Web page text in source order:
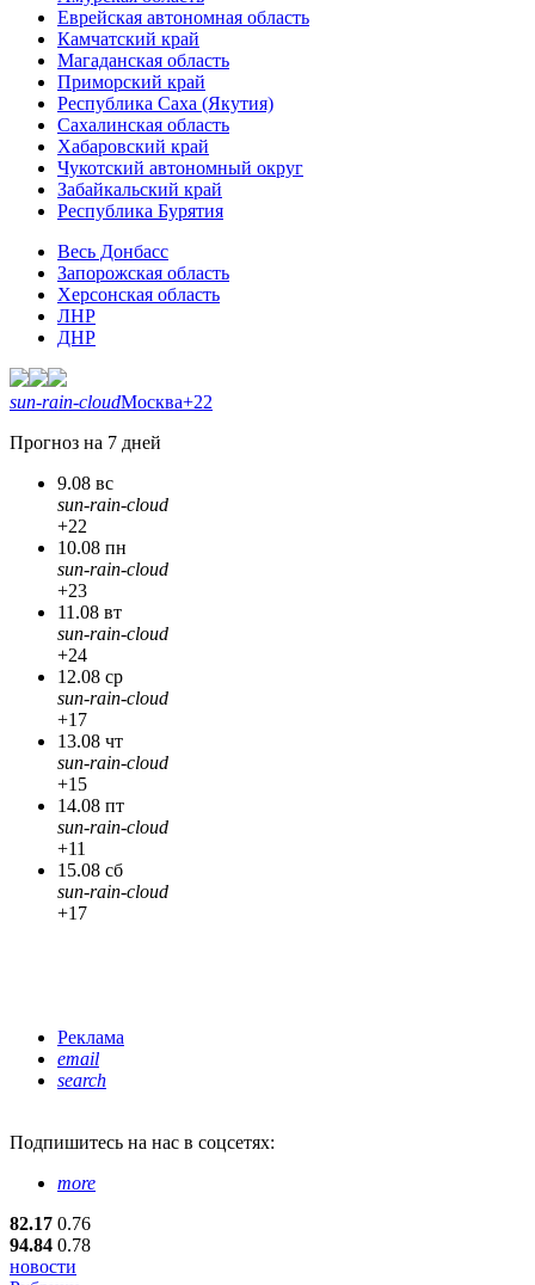
Еврейская автономная область
Камчатский край
Магаданская область
Приморский край
Республика Саха (Якутия)
Сахалинская область
Хабаровский край
Чукотский автономный округ
Забайкальский край
Республика Бурятия
Весь Донбасс
Запорожская область
Херсонская область
ЛНР
ДНР
sun-rain-cloudМосква+22
Прогноз на 7 дней
9.08 вс
sun-rain-cloud
+22
10.08 пн
sun-rain-cloud
+23
11.08 вт
sun-rain-cloud
+24
12.08 ср
sun-rain-cloud
+17
13.08 чт
sun-rain-cloud
+15
14.08 пт
sun-rain-cloud
+11
15.08 сб
sun-rain-cloud
+17
Реклама
email
search
Подпишитесь на нас в соцсетях:
more
82.17 0.76
94.84 0.78
новости